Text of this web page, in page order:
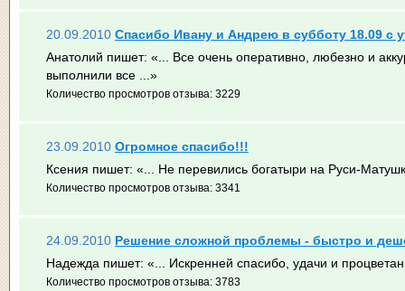
20.09.2010 Спасибо Ивану и Андрею в субботу 18.09 с
Анатолий пишет: «... Все очень оперативно, любезно и
выполнили все ...»
Количество просмотров отзыва: 3229
23.09.2010 Огромное спасибо!!!
Ксения пишет: «... Не перевились богатыри на Руси-
Количество просмотров отзыва: 3341
24.09.2010 Решение сложной проблемы - быстро и
Надежда пишет: «... Искренней спасибо, удачи и
Количество просмотров отзыва: 3783